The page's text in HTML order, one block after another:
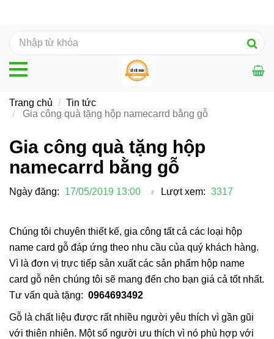
Gia công quà tặng hộp
namecarrd bằng gỗ
Ngày đăng: 17/05/2019 13:00 Lượt xem: 3317
Chúng tôi chuyên thiết kế, gia công tất cả các loại hộp
name card gỗ đáp ứng theo nhu cầu của quý khách hàng.
Vì là đơn vị trực tiếp sản xuất các sản phẩm hộp name
card gỗ nên chúng tôi sẽ mang đến cho bạn giá cả tốt nhất.
Tư vấn quà tặng: 0964693492
Gỗ là chất liệu được rất nhiều người yêu thích vì gần gũi
với thiên nhiên. Một số người ưu thích vì nó phù hợp với
Trang chủ
Tin tức
Gia công quà tặng hộp namecarrd bằng gỗ